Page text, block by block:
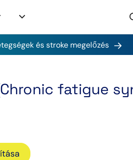
és stroke megelőzés
fatigue